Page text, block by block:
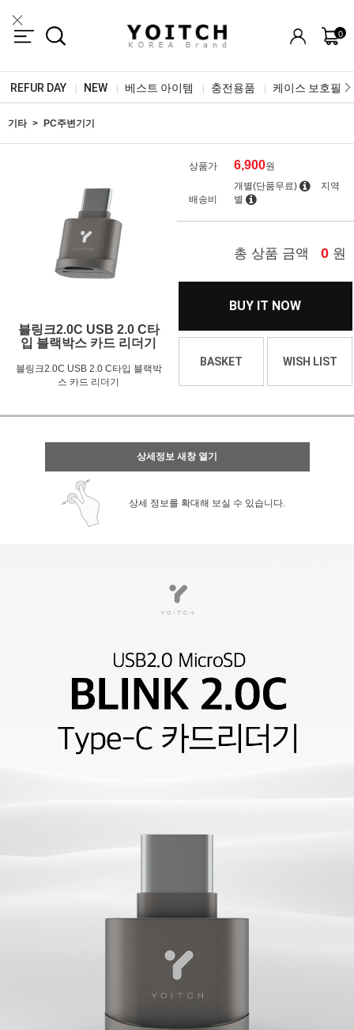
0
REFUR DAY NEW 베스트 아이템 충전용품 케이스 보호필름
기타 PC주변기기
블링크2.0C USB 2.0 C타
입 블랙박스 카드 리더기
블링크2.0C USB 2.0 C타입 블랙박
스 카드 리더기
상품가 6,900원
배송비
개별(단품무료)
지역
별
총 상품 금액 0 원
BUY IT NOW
BASKET WISH LIST
상세정보 새창 열기
상세 정보를 확대해 보실 수 있습니다.